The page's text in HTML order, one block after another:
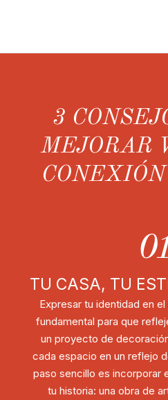
3
MEJORAR
TU CASA, TU
Expresar tu identidad en
fundamental para que
un proyecto de
cada espacio en un reflejo
paso sencillo es incorporar
tu historia: una obra de